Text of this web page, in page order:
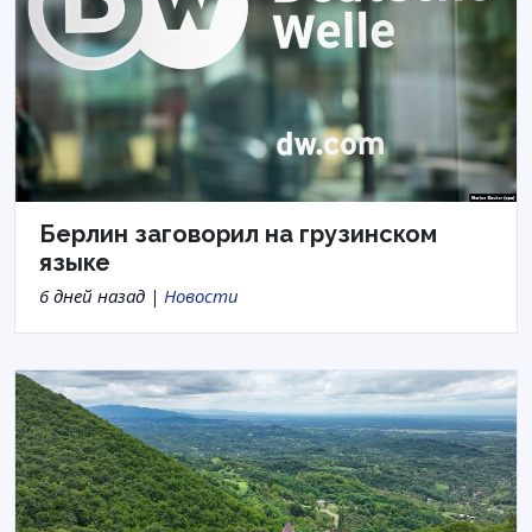
Берлин заговорил на грузинском
языке
6 дней назад | Новости